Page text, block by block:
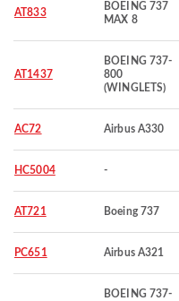
AT833
BOEING 737
MAX 8
AT1437
BOEING 737-
800
(WINGLETS)
AC72 Airbus A330
HC5004 -
AT721 Boeing 737
PC651 Airbus A321
BOEING 737-